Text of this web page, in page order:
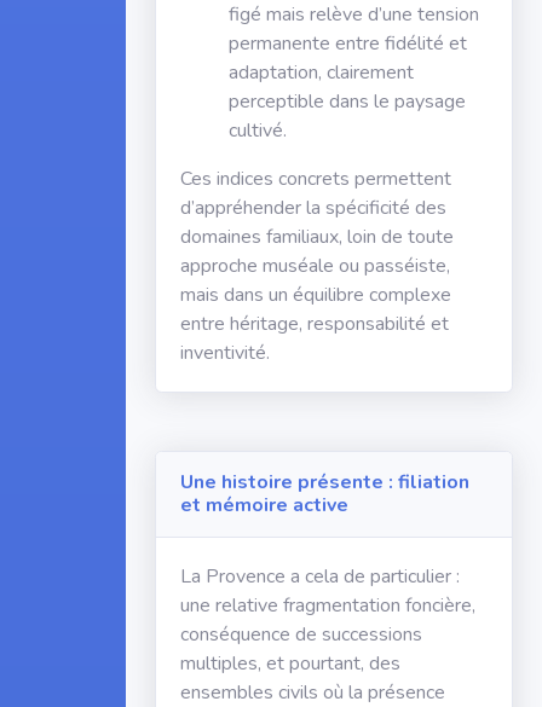
figé mais relève d’une tension
permanente entre fidélité et
adaptation, clairement
perceptible dans le paysage
cultivé.
Ces indices concrets permettent
d’appréhender la spécificité des
domaines familiaux, loin de toute
approche muséale ou passéiste,
mais dans un équilibre complexe
entre héritage, responsabilité et
inventivité.
Une histoire présente : filiation
et mémoire active
La Provence a cela de particulier :
une relative fragmentation foncière,
conséquence de successions
multiples, et pourtant, des
ensembles civils où la présence